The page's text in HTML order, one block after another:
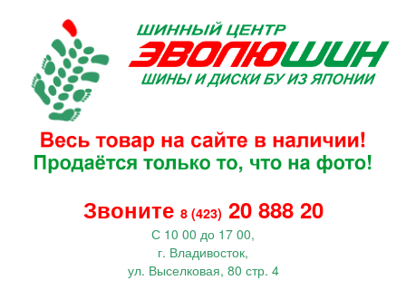
Звоните 8 (423) 20 888 20
С 10 00 до 17 00,
г. Владивосток,
ул. Выселковая, 80 стр. 4